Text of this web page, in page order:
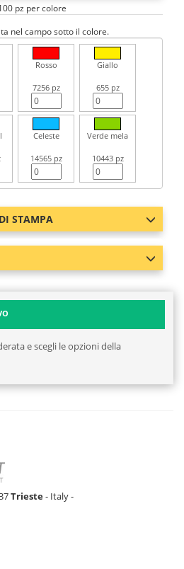
pz per colore
nel campo sotto il colore.
Rosso
7256 pz
Giallo
655 pz
Celeste
14565 pz
Verde mela
10443 pz
STAMPA
e scegli le opzioni della
Trieste- Italy -